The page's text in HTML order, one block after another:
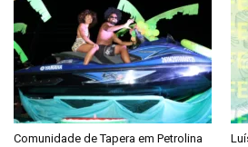
Comunidade de Tapera em Petrolina